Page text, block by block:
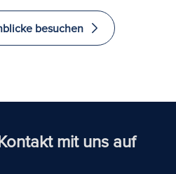
besuchen
mit uns auf